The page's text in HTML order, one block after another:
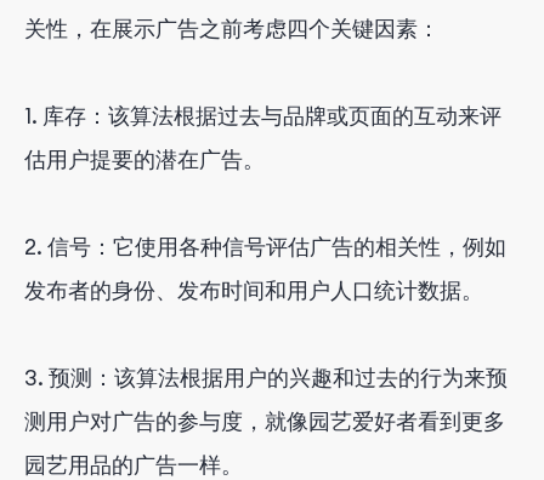
关性，在展示广告之前考虑四个关键因素：
1. 库存：该算法根据过去与品牌或页面的互动来评
估用户提要的潜在广告。
2. 信号：它使用各种信号评估广告的相关性，例如
发布者的身份、发布时间和用户人口统计数据。
3. 预测：该算法根据用户的兴趣和过去的行为来预
测用户对广告的参与度，就像园艺爱好者看到更多
园艺用品的广告一样。